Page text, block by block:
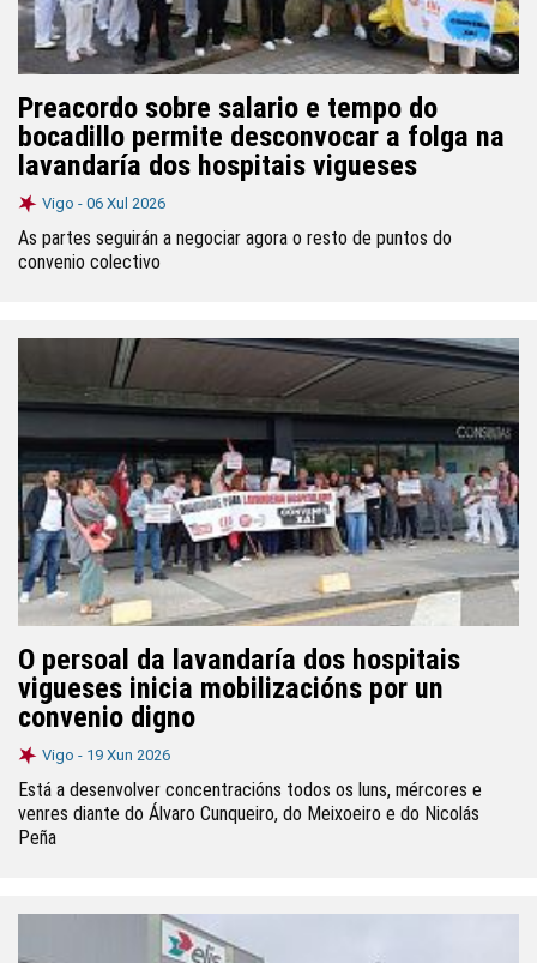
Preacordo sobre salario e tempo do
bocadillo permite desconvocar a folga na
lavandaría dos hospitais vigueses
Vigo - 06 Xul 2026
As partes seguirán a negociar agora o resto de puntos do
convenio colectivo
O persoal da lavandaría dos hospitais
vigueses inicia mobilizacións por un
convenio digno
Vigo - 19 Xun 2026
Está a desenvolver concentracións todos os luns, mércores e
venres diante do Álvaro Cunqueiro, do Meixoeiro e do Nicolás
Peña